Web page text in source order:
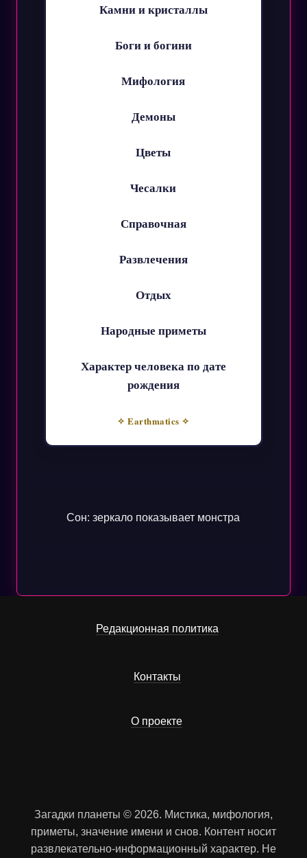
Камни и кристаллы
Боги и богини
Мифология
Демоны
Цветы
Чесалки
Справочная
Развлечения
Отдых
Народные приметы
Характер человека по дате
рождения
✧ Earthmatics ✧
Сон: зеркало показывает монстра
Редакционная политика
Контакты
О проекте
Загадки планеты © 2026. Мистика, мифология,
приметы, значение имени и снов. Контент носит
развлекательно-информационный характер. Не